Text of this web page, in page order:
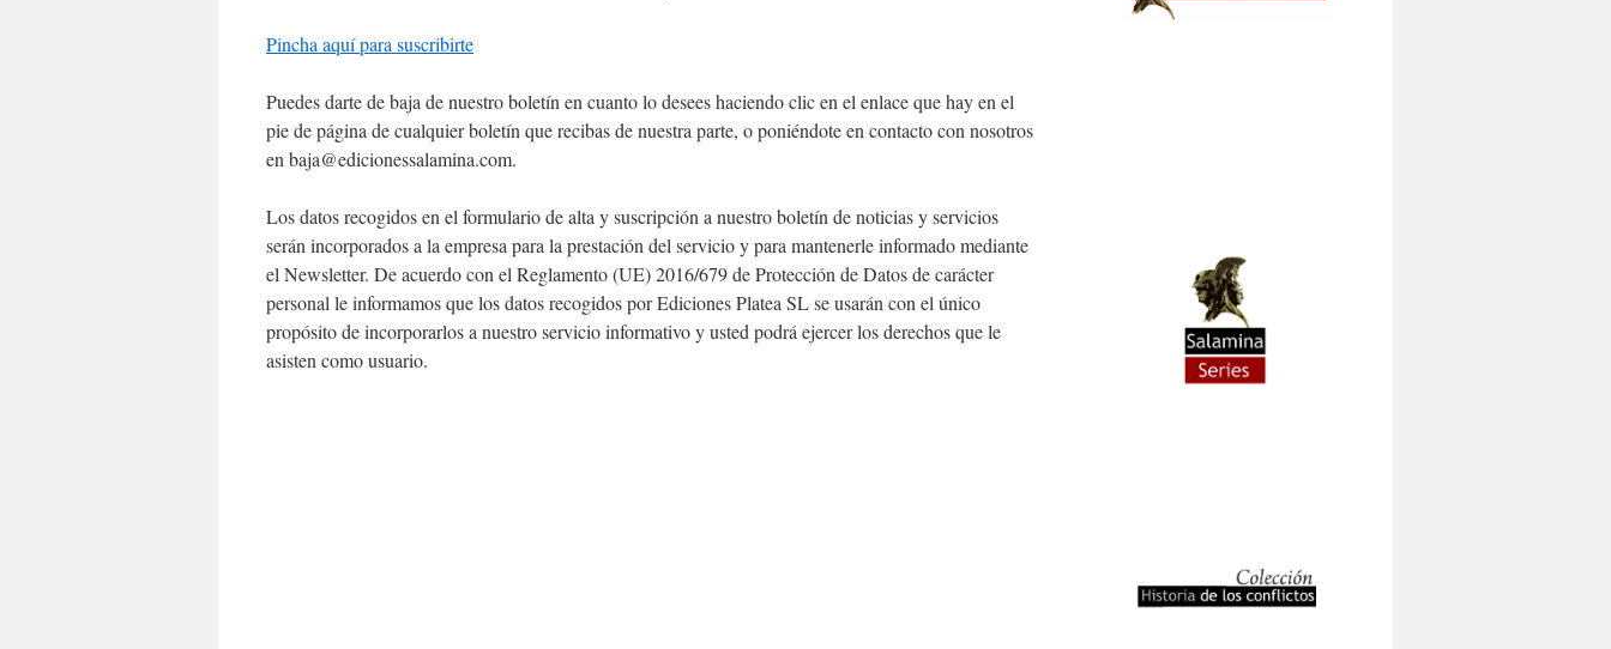
Pincha aquí para suscribirte
Puedes darte de baja de nuestro boletín en cuanto lo desees haciendo clic en el enlace que hay en el
pie de página de cualquier boletín que recibas de nuestra parte, o poniéndote en contacto con nosotros
en baja@edicionessalamina.com.
Los datos recogidos en el formulario de alta y suscripción a nuestro boletín de noticias y servicios
serán incorporados a la empresa para la prestación del servicio y para mantenerle informado mediante
el Newsletter. De acuerdo con el Reglamento (UE) 2016/679 de Protección de Datos de carácter
personal le informamos que los datos recogidos por Ediciones Platea SL se usarán con el único
propósito de incorporarlos a nuestro servicio informativo y usted podrá ejercer los derechos que le
asisten como usuario.